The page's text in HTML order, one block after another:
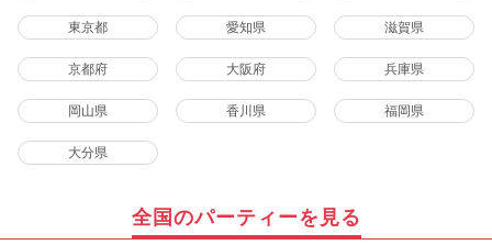
東京都 愛知県 滋賀県
京都府 大阪府 兵庫県
岡山県 香川県 福岡県
大分県
全国のパーティーを見る